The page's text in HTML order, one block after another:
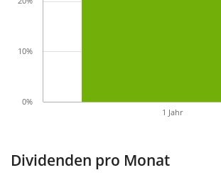
1 Jahr
0%
10%
Dividenden pro Monat